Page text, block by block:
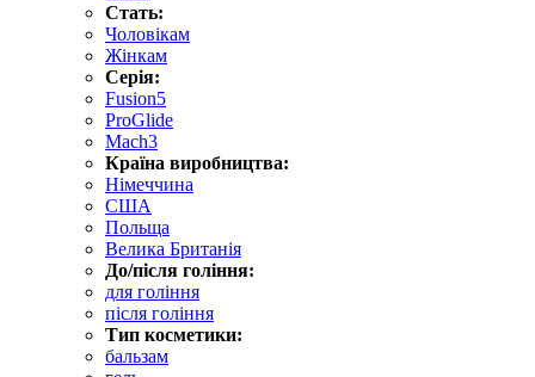
Стать:
Чоловікам
Жінкам
Серія:
Fusion5
ProGlide
Mach3
Країна виробництва:
Німеччина
США
Польща
Велика Британія
До/після гоління:
для гоління
після гоління
Тип косметики:
бальзам